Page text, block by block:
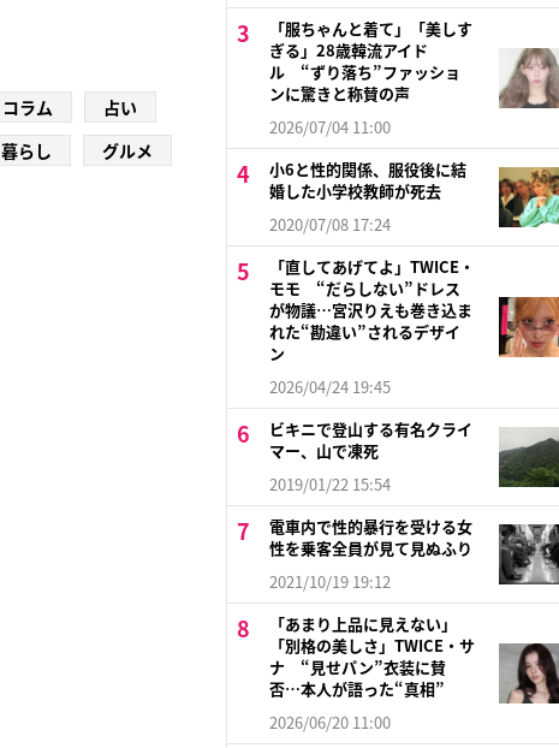
コラム
占い
暮らし グルメ
「服ちゃんと着て」「美しす
ぎる」28歳韓流アイド
ル “ずり落ち”ファッショ
ンに驚きと称賛の声
2026/07/04 11:00
小6と性的関係、服役後に結
婚した小学校教師が死去
2020/07/08 17:24
「直してあげてよ」TWICE・
モモ “だらしない”ドレス
が物議…宮沢りえも巻き込ま
れた“勘違い”されるデザイ
ン
2026/04/24 19:45
ビキニで登山する有名クライ
マー、山で凍死
2019/01/22 15:54
電車内で性的暴行を受ける女
性を乗客全員が見て見ぬふり
2021/10/19 19:12
「あまり上品に見えない」
「別格の美しさ」TWICE・サ
ナ “見せパン”衣装に賛
否…本人が語った“真相”
2026/06/20 11:00